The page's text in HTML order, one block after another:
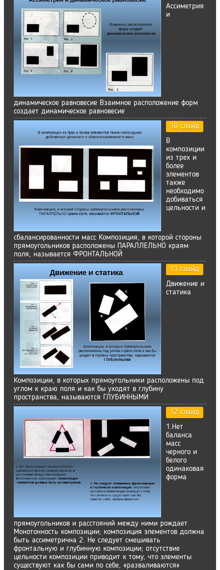
Ассиметрия
и
динамическое равновесие Взаимное расположение форм
создает динамическое равновесие
10 слайд
В
композиции
из трех и
более
элементов
также
необходимо
добиваться
цельности и
сбалансированности масс Композиция, в которой стороны
прямоугольников расположены ПАРАЛЛЕЛЬНО краям
поля, называется ФРОНТАЛЬНОЙ
11 слайд
Движение и
статика
Композиции, в которых прямоугольники расположены под
углом к краю поля и как бы уходят в глубину
пространства, называются ГЛУБИННЫМИ
12 слайд
1.Нет
баланса
масс
черного и
белого
одинаковая
форма
прямоугольников и расстояний между ними рождает
Монотонность композиции; композиция элементов должна
быть ассиметрична 2. Не следует смешивать
фронтальную и глубинную композиции; отсутствие
цельности композиции приводит к тому, что элементы
существуют как бы сами по себе, «разваливаются»